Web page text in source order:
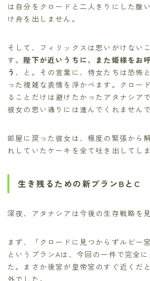
は自分をクロードと二人きりにした腹
け舟を出しません。
そして、フィリックスは思いがけない
す。 陛下が近いうちに、また姫様をお
う 、と。その言葉に、侍女たちは恐怖
った複雑な表情を浮かべます。クロー
ることだけは避けたかったアタナシア
彼女の思い通りには進んでくれませんで
部屋に戻った彼女は、極度の緊張から
れしていたケーキを全て吐き出してし
生き残るための新プランBとC
深夜、アタナシアは今後の生存戦略を
まず、「クロードに見つからずルビー
というプランAは、今回の一件で完全
た。まさか後宮が皇帝宮のすぐ近くだ
外でした。